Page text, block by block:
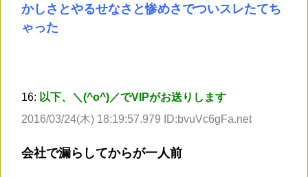
かしさとやるせなさと惨めさでついスレたてち
ゃった
16: 以下、＼(^o^)／でVIPがお送りします
2016/03/24(木) 18:19:57.979 ID:bvuVc6gFa.net
会社で漏らしてからが一人前